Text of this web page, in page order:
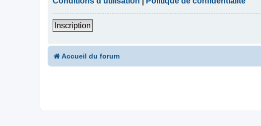
Inscription
Accueil du forum